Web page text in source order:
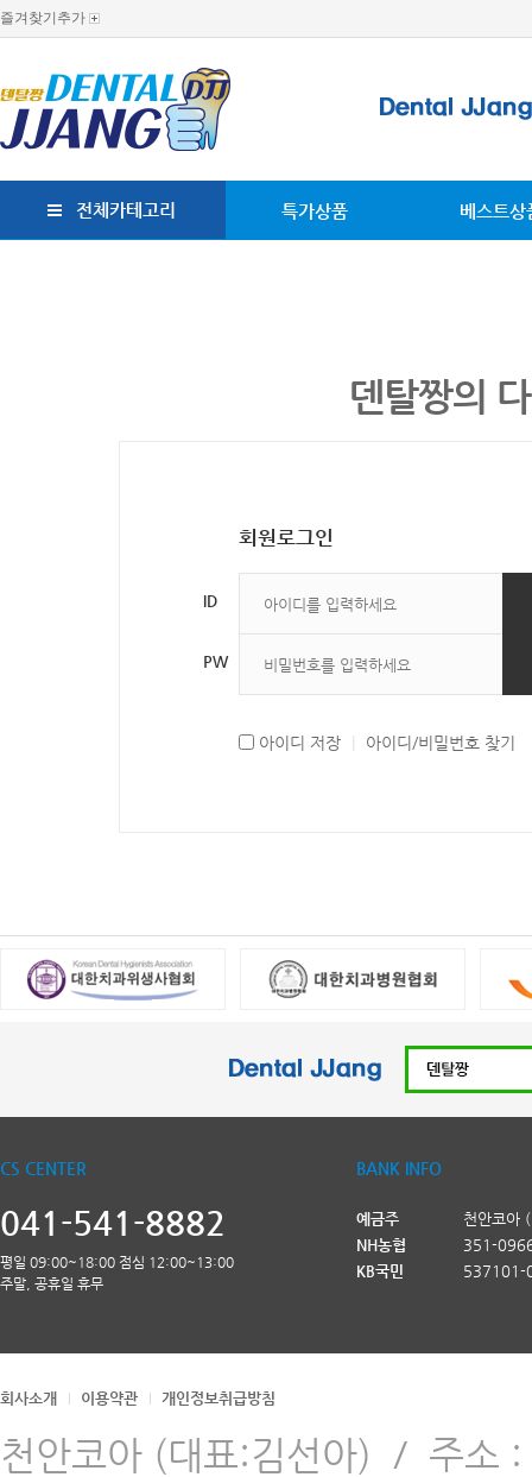
즐겨찾기추가
전체카테고리 특가상품 베스트상
덴탈짱의
회원로그인
ID
PW
아이디 저장 아이디/비밀번호 찾기
CS CENTER
041-541-8882
평일 09:00~18:00 점심 12:00~13:00
주말, 공휴일 휴무
BANK INFO
예금주
천안코아
NH농협
351-
KB국민
537101-
회사소개 이용약관 개인정보취급방침
천안코아 (대표:김선아) / 주소